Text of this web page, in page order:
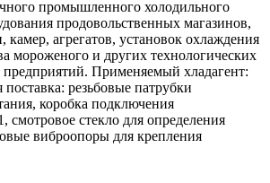
промышленного холодильного
продовольственных магазинов,
агрегатов, установок охлаждения
мороженого и других технологических
Применяемый хладагент:
резьбовые патрубки
коробка подключения
смотровое стекло для определения
виброопоры для крепления